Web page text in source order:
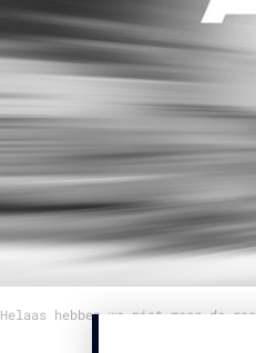
Helaas hebben we niet meer de